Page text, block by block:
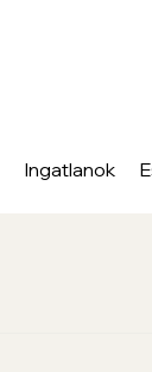
Ingatlanok